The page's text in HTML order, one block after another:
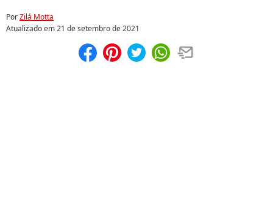
PorZilá Motta
Atualizado em21 de setembro de 2021